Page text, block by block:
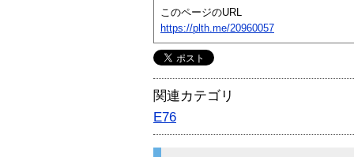
このページのURL
https://plth.me/20960057
関連カテゴリ
E76